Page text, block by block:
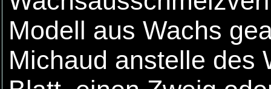
Modell aus Wachs
Michaud anstelle des